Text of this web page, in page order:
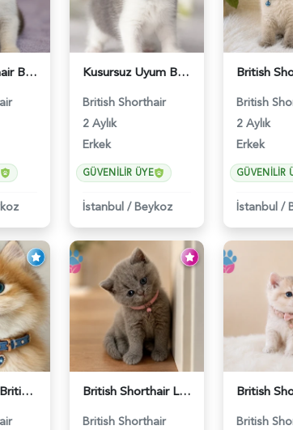
British shorthair Bicolor Lilac Erkek - 5905 Kusursuz Uyum British Shorthair Bi Color Erkek - 6011
British Shorthair
2 Aylık
Erkek
GÜVENILIR ÜYE
İstanbul /Beykoz
British
2 Aylık
Erkek
GÜVENILIR
İstanbul /
Harika Ötesi British Longhair Golden Parlayan Yıldız - 6141 British Shorthair Lilac Dişi Tatlı Kızımız - 5236
British Shorthair
British